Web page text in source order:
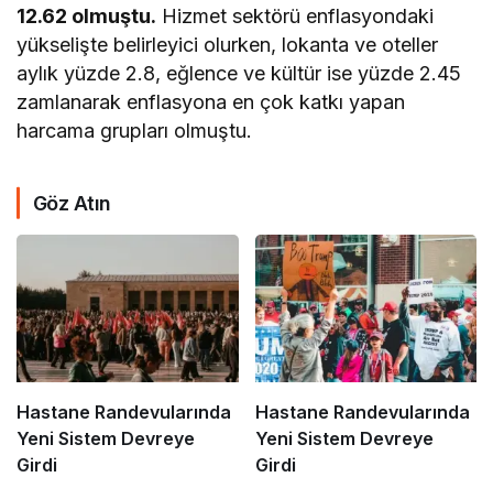
12.62 olmuştu. Hizmet sektörü enflasyondaki
yükselişte belirleyici olurken, lokanta ve oteller
aylık yüzde 2.8, eğlence ve kültür ise yüzde 2.45
zamlanarak enflasyona en çok katkı yapan
harcama grupları olmuştu.
Göz Atın
Hastane Randevularında
Yeni Sistem Devreye
Girdi
Hastane Randevularında
Yeni Sistem Devreye
Girdi